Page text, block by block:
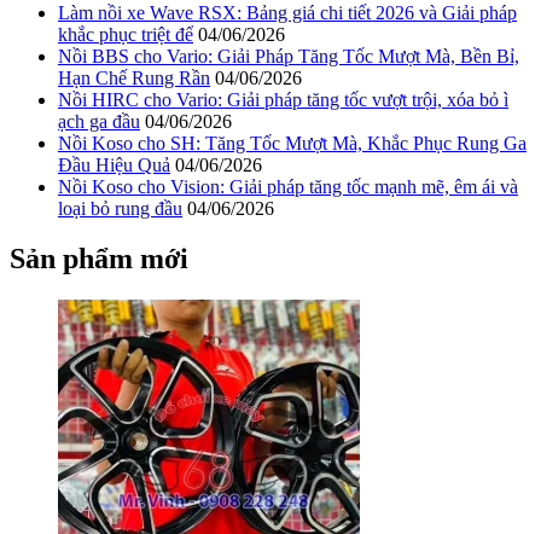
Làm nồi xe Wave RSX: Bảng giá chi tiết 2026 và Giải pháp
khắc phục triệt để 04/06/2026
Nồi BBS cho Vario: Giải Pháp Tăng Tốc Mượt Mà, Bền Bỉ,
Hạn Chế Rung Rần 04/06/2026
Nồi HIRC cho Vario: Giải pháp tăng tốc vượt trội, xóa bỏ ì
ạch ga đầu 04/06/2026
Nồi Koso cho SH: Tăng Tốc Mượt Mà, Khắc Phục Rung Ga
Đầu Hiệu Quả 04/06/2026
Nồi Koso cho Vision: Giải pháp tăng tốc mạnh mẽ, êm ái và
loại bỏ rung đầu 04/06/2026
Sản phẩm mới